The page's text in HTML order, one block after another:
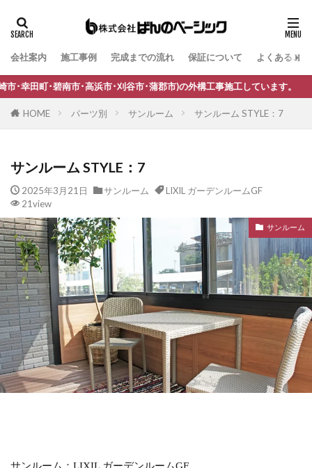
会社案内 施工事例 完成までの流れ 保証について よくあるご
蒲郡市)の外構工事施工しています。
HOME パーツ別 サンルーム サンルーム STYLE：7
サンルーム STYLE：7
2025年3月21日 サンルーム
LIXIL ガーデンルームGF
21view
サンルーム
サンルーム：LIXIL ガーデンルームGF
タグ
B-Life.s Bウッドスタイル
B-Life.s ジョグストーン
B-Life.s ロートアイアンサイン
Dea's Garden A-07
Dea'sGarden アルモ
Dea'sGarden カンナミニ
Dea'sGarden スタッコU
Dea'sGarden ディーズシェッド カンナ
Dea'sGarden プロバンス
Dea'sGarden ポーチ
ECOMOC エコモックフェンス
Kターフ
LIXIL アーキフィールド
LIXIL アーキフラン
LIXIL アクシィ1型
LIXIL アクシィ2型
LIXIL アメリカンフェンス
LIXIL アルファベットサイン
LIXIL アルメッシュフェンス
LIXIL ウィンスリーポート
LIXIL ウォールスクリーン
LIXIL エススライド
LIXIL ガーデンルームGF